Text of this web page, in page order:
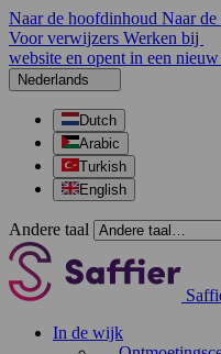
Naar de hoofdinhoud Naar
Voor verwijzers Werken bij
website en opent in een nieuw
Nederlands
Dutch
Arabic
Turkish
English
Andere taal
In de wijk